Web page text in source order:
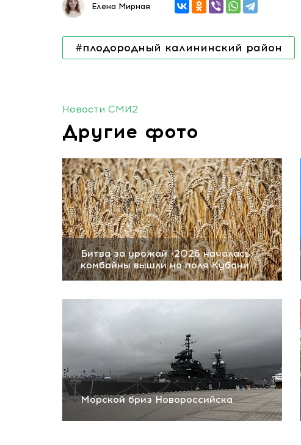
Елена Мирная
#плодородный калининский район
Новости СМИ2
Другие фото
Битва за урожай -2026 началась:
комбайны вышли на поля Кубани
Морской бриз Новороссийска